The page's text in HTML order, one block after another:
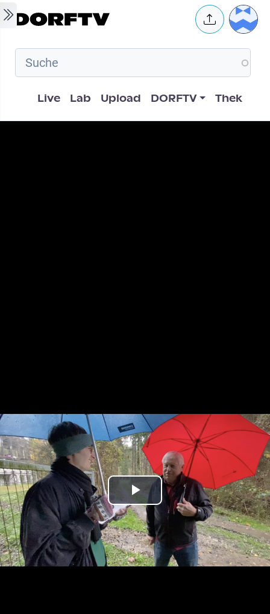
Skip to main content User
Hauptnavigation
Live Lab Upload DORFTV Thek
Play
Video